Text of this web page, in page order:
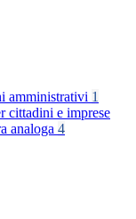
amministrativi 1
cittadini e imprese
analoga 4